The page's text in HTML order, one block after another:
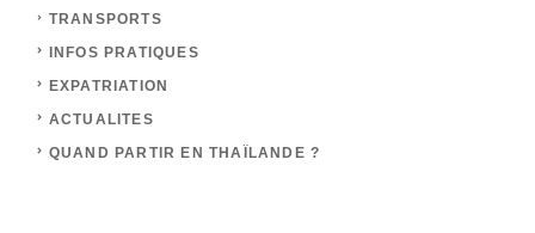
TRANSPORTS
INFOS PRATIQUES
EXPATRIATION
ACTUALITES
QUAND PARTIR EN THAÏLANDE ?